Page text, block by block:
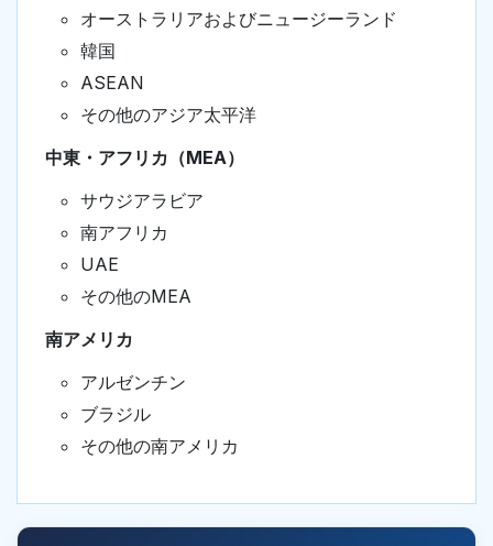
オーストラリアおよびニュージーランド
韓国
ASEAN
その他のアジア太平洋
中東・アフリカ（MEA）
サウジアラビア
南アフリカ
UAE
その他のMEA
南アメリカ
アルゼンチン
ブラジル
その他の南アメリカ